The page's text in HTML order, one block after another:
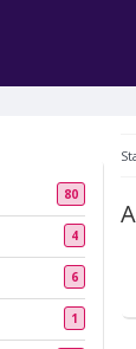
80
4
6
1